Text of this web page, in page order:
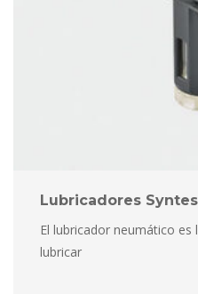
Lubricadores
El lubricador neumático
lubricar